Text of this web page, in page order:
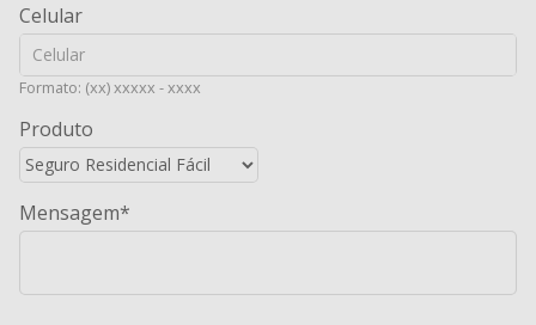
Celular
Formato: (xx) xxxxx - xxxx
Produto
Mensagem